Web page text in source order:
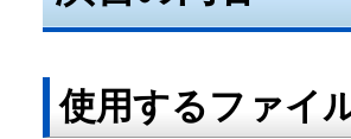
使用するファイ